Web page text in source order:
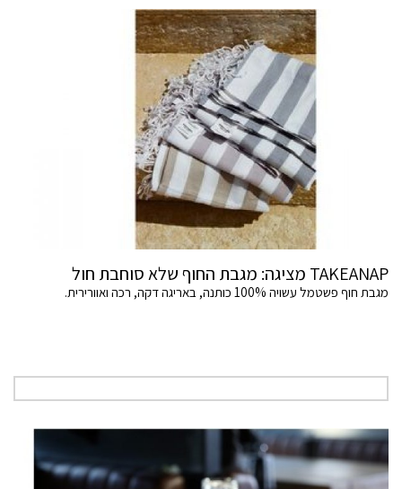
TAKEANAP מציגה: מגבת החוף שלא סוחבת חול
מגבת חוף פשטמל עשויה 100% כותנה, באריגה דקה, רכה ואוורירית.